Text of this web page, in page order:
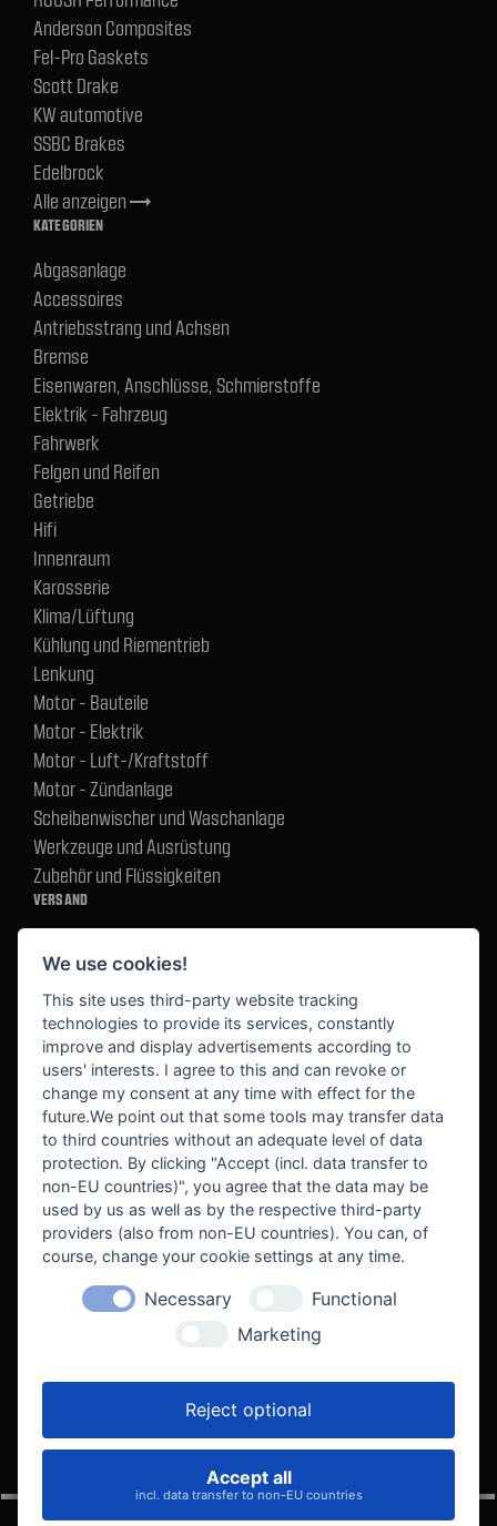
Anderson Composites
Fel-Pro Gaskets
Scott Drake
KW automotive
SSBC Brakes
Edelbrock
Alle anzeigentrending_flat
KATEGORIEN
Abgasanlage
Accessoires
Antriebsstrang und Achsen
Bremse
Eisenwaren, Anschlüsse, Schmierstoffe
Elektrik - Fahrzeug
Fahrwerk
Felgen und Reifen
Getriebe
Hifi
Innenraum
Karosserie
Klima/Lüftung
Kühlung und Riementrieb
Lenkung
Motor - Bauteile
Motor - Elektrik
Motor - Luft-/Kraftstoff
Motor - Zündanlage
Scheibenwischer und Waschanlage
Werkzeuge und Ausrüstung
Zubehör und Flüssigkeiten
VERSAND
BEKANNT AUS
VELOCITY AUTOMOTIVE
We use cookies!
This site uses third-party website tracking
technologies to provide its services, constantly
improve and display advertisements according to
users' interests. I agree to this and can revoke or
change my consent at any time with effect for the
future.We point out that some tools may transfer data
to third countries without an adequate level of data
protection. By clicking "Accept (incl. data transfer to
non-EU countries)", you agree that the data may be
used by us as well as by the respective third-party
providers (also from non-EU countries). You can, of
course, change your cookie settings at any time.
Necessary
Functional
Marketing
Reject optional
Accept all
incl. data transfer to non-EU countries